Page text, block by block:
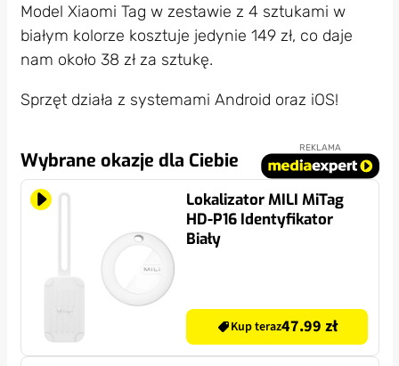
Model Xiaomi Tag w zestawie z 4 sztukami w
białym kolorze kosztuje jedynie 149 zł, co daje
nam około 38 zł za sztukę.
Sprzęt działa z systemami Android oraz iOS!
Wybrane okazje dla Ciebie
REKLAMA
Lokalizator MILI MiTag
HD-P16 Identyfikator
Biały
Kup teraz47.99 zł